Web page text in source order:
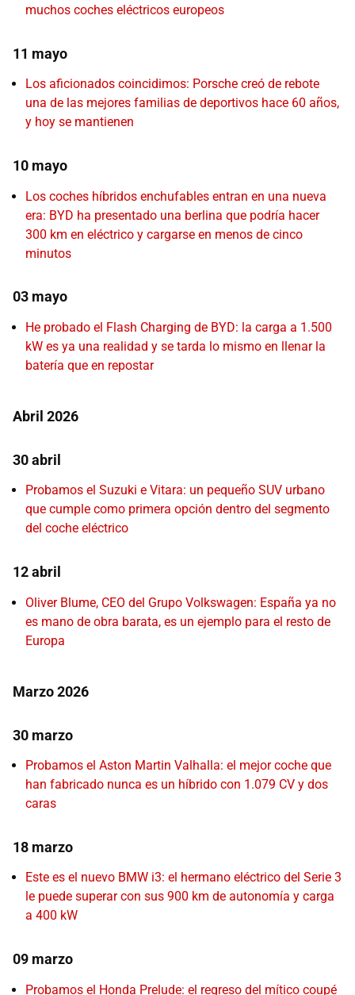
muchos coches eléctricos europeos
11 mayo
Los aficionados coincidimos: Porsche creó de rebote
una de las mejores familias de deportivos hace 60 años,
y hoy se mantienen
10 mayo
Los coches híbridos enchufables entran en una nueva
era: BYD ha presentado una berlina que podría hacer
300 km en eléctrico y cargarse en menos de cinco
minutos
03 mayo
He probado el Flash Charging de BYD: la carga a 1.500
kW es ya una realidad y se tarda lo mismo en llenar la
batería que en repostar
Abril 2026
30 abril
Probamos el Suzuki e Vitara: un pequeño SUV urbano
que cumple como primera opción dentro del segmento
del coche eléctrico
12 abril
Oliver Blume, CEO del Grupo Volkswagen: España ya no
es mano de obra barata, es un ejemplo para el resto de
Europa
Marzo 2026
30 marzo
Probamos el Aston Martin Valhalla: el mejor coche que
han fabricado nunca es un híbrido con 1.079 CV y dos
caras
18 marzo
Este es el nuevo BMW i3: el hermano eléctrico del Serie 3
le puede superar con sus 900 km de autonomía y carga
a 400 kW
09 marzo
Probamos el Honda Prelude: el regreso del mítico coupé